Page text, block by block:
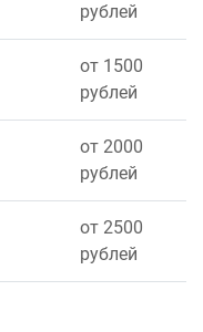
рублей
от 1500
рублей
от 2000
рублей
от 2500
рублей